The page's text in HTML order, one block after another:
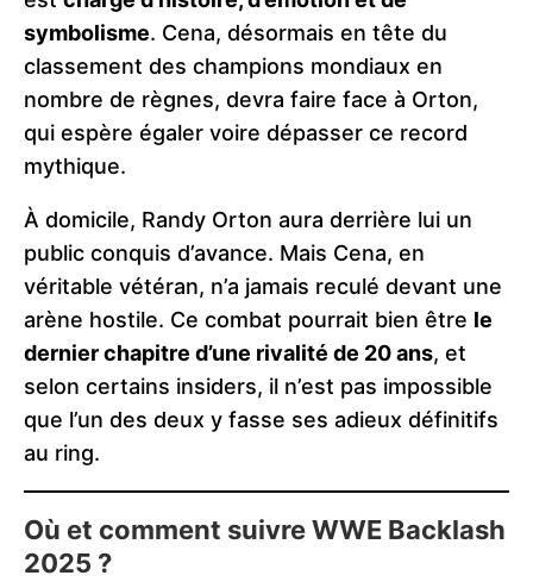
symbolisme. Cena, désormais en tête du
classement des champions mondiaux en
nombre de règnes, devra faire face à Orton,
qui espère égaler voire dépasser ce record
mythique.
À domicile, Randy Orton aura derrière lui un
public conquis d’avance. Mais Cena, en
véritable vétéran, n’a jamais reculé devant une
arène hostile. Ce combat pourrait bien être le
dernier chapitre d’une rivalité de 20 ans, et
selon certains insiders, il n’est pas impossible
que l’un des deux y fasse ses adieux définitifs
au ring.
Où et comment suivre WWE Backlash
2025 ?